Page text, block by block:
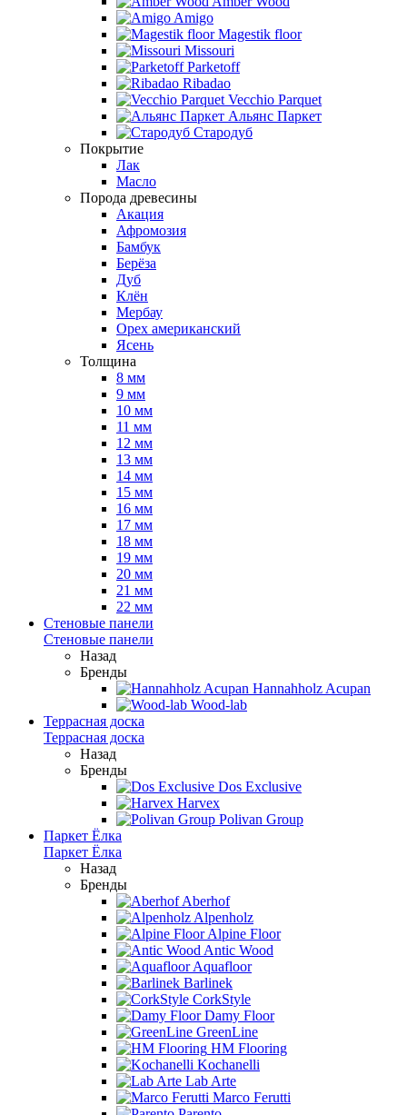
Amigo
Magestik floor
Missouri
Parketoff
Ribadao
Vecchio Parquet
Альянс Паркет
Стародуб
Покрытие
Лак
Масло
Порода древесины
Акация
Афромозия
Бамбук
Берёза
Дуб
Клён
Мербау
Орех американский
Ясень
Толщина
8 мм
9 мм
10 мм
11 мм
12 мм
13 мм
14 мм
15 мм
16 мм
17 мм
18 мм
19 мм
20 мм
21 мм
22 мм
Стеновые панели
Стеновые панели
Назад
Бренды
Hannahholz Acupan
Wood-lab
Террасная доска
Террасная доска
Назад
Бренды
Dos Exclusive
Harvex
Polivan Group
Паркет Ёлка
Паркет Ёлка
Назад
Бренды
Aberhof
Alpenholz
Alpine Floor
Antic Wood
Aquafloor
Barlinek
CorkStyle
Damy Floor
GreenLine
HM Flooring
Kochanelli
Lab Arte
Marco Ferutti